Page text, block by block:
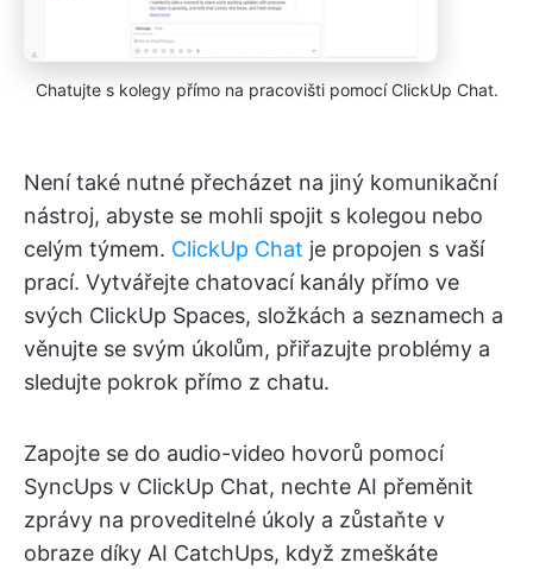
Chatujte s kolegy přímo na pracovišti pomocí ClickUp Chat.
Není také nutné přecházet na jiný komunikační
nástroj, abyste se mohli spojit s kolegou nebo
celým týmem. ClickUp Chat je propojen s vaší
prací. Vytvářejte chatovací kanály přímo ve
svých ClickUp Spaces, složkách a seznamech a
věnujte se svým úkolům, přiřazujte problémy a
sledujte pokrok přímo z chatu.
Zapojte se do audio-video hovorů pomocí
SyncUps v ClickUp Chat, nechte AI přeměnit
zprávy na proveditelné úkoly a zůstaňte v
obraze díky AI CatchUps, když zmeškáte